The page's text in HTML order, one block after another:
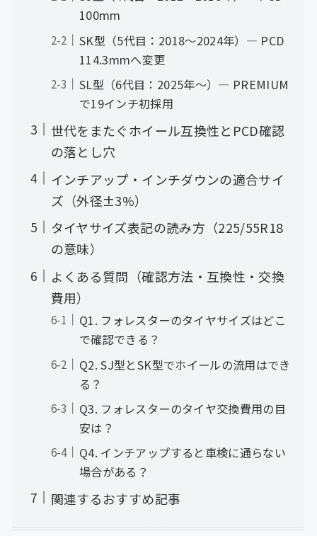
100mm
SK型（5代目：2018〜2024年）— PCD
114.3mmへ変更
SL型（6代目：2025年〜）— PREMIUM
で19インチ初採用
世代をまたぐホイール互換性とPCD確認
の落とし穴
インチアップ・インチダウンの適合サイ
ズ（外径±3%）
タイヤサイズ表記の読み方（225/55R18
の意味）
よくある質問（確認方法・互換性・交換
費用）
Q1. フォレスターのタイヤサイズはどこ
で確認できる？
Q2. SJ型とSK型でホイールの流用はでき
る？
Q3. フォレスターのタイヤ交換費用の目
安は？
Q4. インチアップすると車検に通らない
場合がある？
関連するおすすめ記事